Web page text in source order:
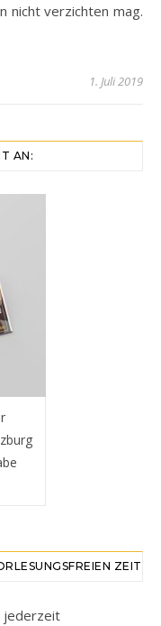
nicht verzichten mag.
1. Juli 2019
AN:
ZEIT
jederzeit